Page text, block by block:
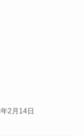
2月14日